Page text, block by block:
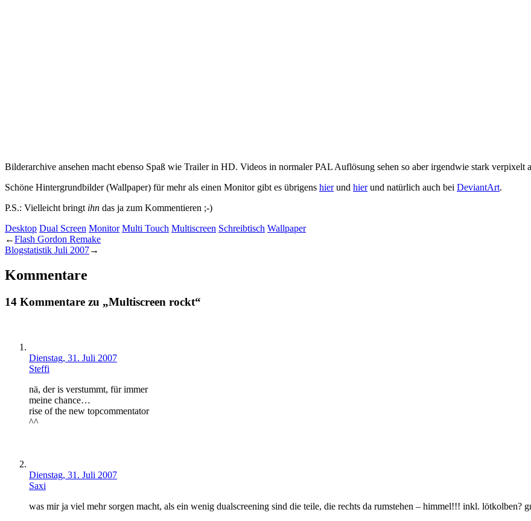
Bilderarchive ansehen macht ebenso Spaß wie Trailer in HD. Videos in normaler PAL Auflösung sehen so aber irgendwie stark verpixelt
Schöne Hintergrundbilder (Wallpaper) für mehr als einen Monitor gibt es übrigens hierund hierund natürlich auch bei DeviantArt.
P.S.: Vielleicht bringt ihn das ja zum Kommentieren ;-)
Desktop Dual Screen Monitor Multi Touch Multiscreen Schreibtisch Wallpaper
←Flash Gordon Remake
Blogstatistik Juli 2007→
Kommentare
14 Kommentare zu „Multiscreen rockt“
Dienstag, 31. Juli 2007
Steffi
nä, der is verstummt, für immer
meine chance…
rise of the new topcommentator
^^
Dienstag, 31. Juli 2007
Saxi
was mir ja viel mehr sorgen macht, als ein wenig dualscreening sind die teile, die rechts da rumstehen – himmel!!! inkl. lötkolben?